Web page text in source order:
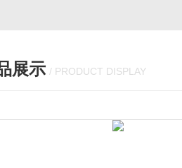
展示 / PRODUCT DISPLAY